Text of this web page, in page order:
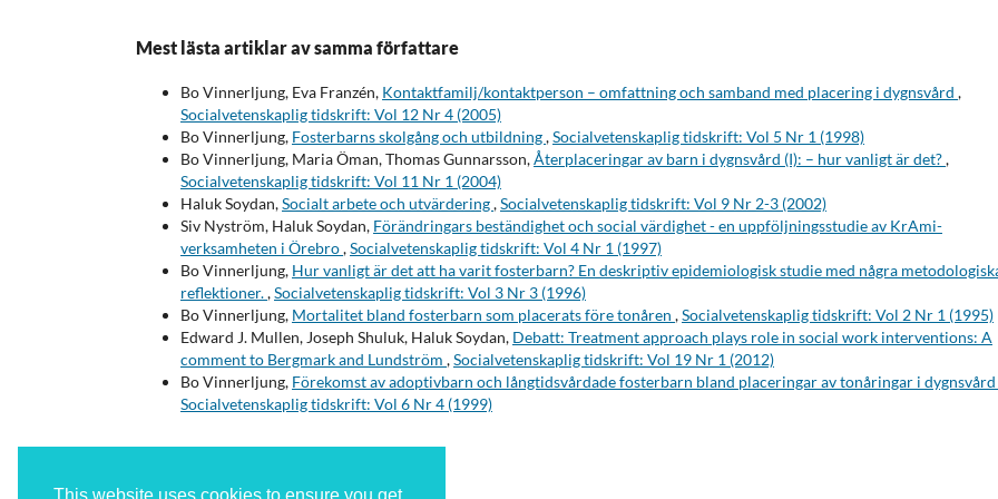
Mest lästa artiklar av samma författare
Bo Vinnerljung, Eva Franzén, Kontaktfamilj/kontaktperson – omfattning och samband med placering i dygnsvård ,
Socialvetenskaplig tidskrift: Vol 12 Nr 4 (2005)
Bo Vinnerljung, Fosterbarns skolgång och utbildning,Socialvetenskaplig tidskrift: Vol 5 Nr 1 (1998)
Bo Vinnerljung, Maria Öman, Thomas Gunnarsson,Återplaceringar av barn i dygnsvård (I): – hur vanligt är det?,
Socialvetenskaplig tidskrift: Vol 11 Nr 1 (2004)
Haluk Soydan,Socialt arbete och utvärdering,Socialvetenskaplig tidskrift: Vol 9 Nr 2-3 (2002)
Siv Nyström, Haluk Soydan, Förändringars beständighet och social värdighet - en uppföljningsstudie av KrAmi-
verksamheten i Örebro,Socialvetenskaplig tidskrift: Vol 4 Nr 1 (1997)
Bo Vinnerljung, Hur vanligt är det att ha varit fosterbarn? En deskriptiv epidemiologisk studie med några
reflektioner.,Socialvetenskaplig tidskrift: Vol 3 Nr 3 (1996)
Bo Vinnerljung, Mortalitet bland fosterbarn som placerats före tonåren ,Socialvetenskaplig tidskrift: Vol 2 Nr 1 (1995)
Edward J. Mullen, Joseph Shuluk, Haluk Soydan, Debatt: Treatment approach plays role in social work interventions: A
comment to Bergmark and Lundström ,Socialvetenskaplig tidskrift: Vol 19 Nr 1 (2012)
Bo Vinnerljung, Förekomst av adoptivbarn och långtidsvårdade fosterbarn bland placeringar av tonåringar i dygnsvård
Socialvetenskaplig tidskrift: Vol 6 Nr 4 (1999)